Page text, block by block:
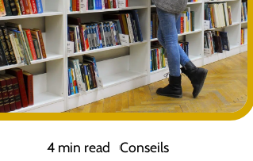
4 min read Conseils